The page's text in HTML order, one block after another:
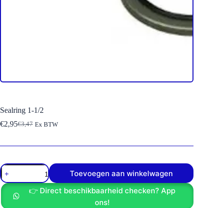
Sealring 1-1/2
€3,47
Oorspronkelijke
was:
€2,95Huidige
is:
Ex BTW
Sealring
1-
1/2
aantal
Toevoegen aan winkelwagen
👉 Direct beschikbaarheid checken? App
ons!